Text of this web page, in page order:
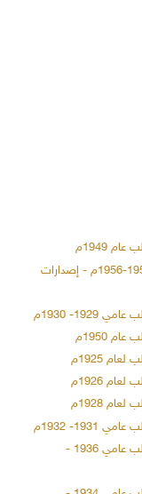
الاتفاقات التجارية السورية العربية الأجنبية 1951-1956م - إصدارات
1930م
1925م
1926م
1928م
1932م
المجموعة الاقتصادية السنوية لغرفة تجارة حلب عامي 1936 -